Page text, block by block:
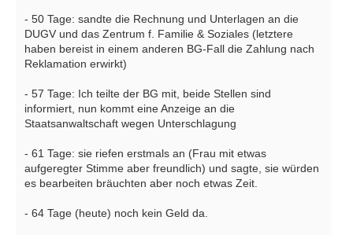
- 50 Tage: sandte die Rechnung und Unterlagen an die
DUGV und das Zentrum f. Familie & Soziales (letztere
haben bereist in einem anderen BG-Fall die Zahlung nach
Reklamation erwirkt)
- 57 Tage: Ich teilte der BG mit, beide Stellen sind
informiert, nun kommt eine Anzeige an die
Staatsanwaltschaft wegen Unterschlagung
- 61 Tage: sie riefen erstmals an (Frau mit etwas
aufgeregter Stimme aber freundlich) und sagte, sie würden
es bearbeiten bräuchten aber noch etwas Zeit.
- 64 Tage (heute) noch kein Geld da.